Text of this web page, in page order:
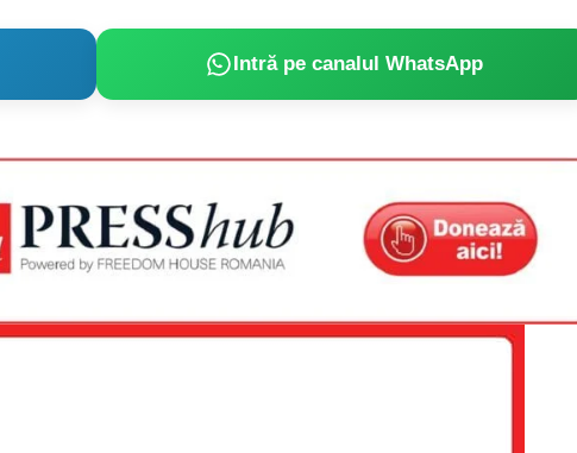
Intră pe canalul WhatsApp